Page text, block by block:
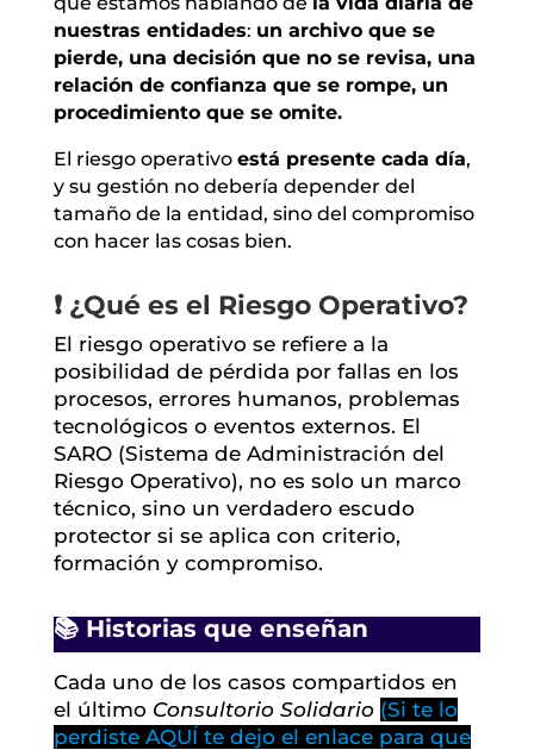
nuestras entidades: un archivo que se
pierde, una decisión que no se revisa, una
relación de confianza que se rompe, un
procedimiento que se omite.
El riesgo operativo está presente cada día,
y su gestión no debería depender del
tamaño de la entidad, sino del compromiso
con hacer las cosas bien.
❗ ¿Qué es el Riesgo Operativo?
El riesgo operativo se refiere a la
posibilidad de pérdida por fallas en los
procesos, errores humanos, problemas
tecnológicos o eventos externos. El
SARO (Sistema de Administración del
Riesgo Operativo), no es solo un marco
técnico, sino un verdadero escudo
protector si se aplica con criterio,
formación y compromiso.
📚 Historias que enseñan
Cada uno de los casos compartidos en
el último Consultorio Solidario (Si te lo
perdiste AQUÍ te dejo el enlace para que